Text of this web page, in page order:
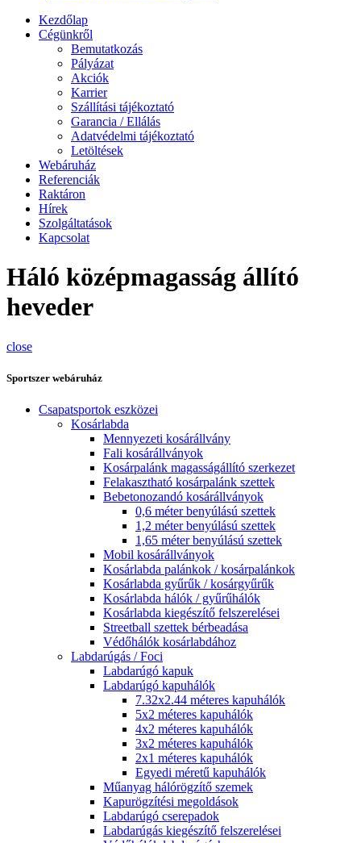
Kezdőlap
Cégünkről
Bemutatkozás
Pályázat
Akciók
Karrier
Szállítási tájékoztató
Garancia / Ellálás
Adatvédelmi tájékoztató
Letöltések
Webáruház
Referenciák
Raktáron
Hírek
Szolgáltatások
Kapcsolat
Háló középmagasság állító
heveder
close
Sportszer webáruház
Csapatsportok eszközei
Kosárlabda
Mennyezeti kosárállvány
Fali kosárállványok
Kosárpalánk magasságállító szerkezet
Felakasztható kosárpalánk szettek
Bebetonozandó kosárállványok
0,6 méter benyúlású szettek
1,2 méter benyúlású szettek
1,65 méter benyúlású szettek
Mobil kosárállványok
Kosárlabda palánkok / kosárpalánkok
Kosárlabda gyűrűk / kosárgyűrűk
Kosárlabda hálók / gyűrűhálók
Kosárlabda kiegészítő felszerelései
Streetball szettek bérbeadása
Védőhálók kosárlabdához
Labdarúgás / Foci
Labdarúgó kapuk
Labdarúgó kapuhálók
7.32x2.44 méteres kapuhálók
5x2 méteres kapuhálók
4x2 méteres kapuhálók
3x2 méteres kapuhálók
2x1 méteres kapuhálók
Egyedi méretű kapuhálók
Műanyag hálórögzítő szemek
Kapurögzítési megoldások
Labdarúgó cserepadok
Labdarúgás kiegészítő felszerelései